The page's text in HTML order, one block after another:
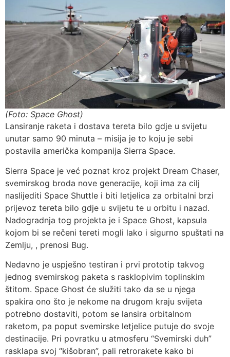
(Foto: Space Ghost)
Lansiranje raketa i dostava tereta bilo gdje u svijetu
unutar samo 90 minuta – misija je to koju je sebi
postavila američka kompanija Sierra Space.
Sierra Space je već poznat kroz projekt Dream Chaser,
svemirskog broda nove generacije, koji ima za cilj
naslijediti Space Shuttle i biti letjelica za orbitalni brzi
prijevoz tereta bilo gdje u svijetu te u orbitu i nazad.
Nadogradnja tog projekta je i Space Ghost, kapsula
kojom bi se rečeni tereti mogli lako i sigurno spuštati na
Zemlju, , prenosi Bug.
Nedavno je uspješno testiran i prvi prototip takvog
jednog svemirskog paketa s rasklopivim toplinskim
štitom. Space Ghost će služiti tako da se u njega
spakira ono što je nekome na drugom kraju svijeta
potrebno dostaviti, potom se lansira orbitalnom
raketom, pa poput svemirske letjelice putuje do svoje
destinacije. Pri povratku u atmosferu “Svemirski duh”
rasklapa svoj “kišobran”, pali retrorakete kako bi